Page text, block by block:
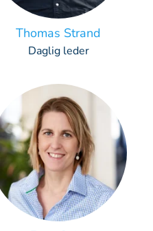
Thomas Strand
Daglig leder